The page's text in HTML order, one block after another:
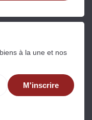
à la une et nos
M'inscrire